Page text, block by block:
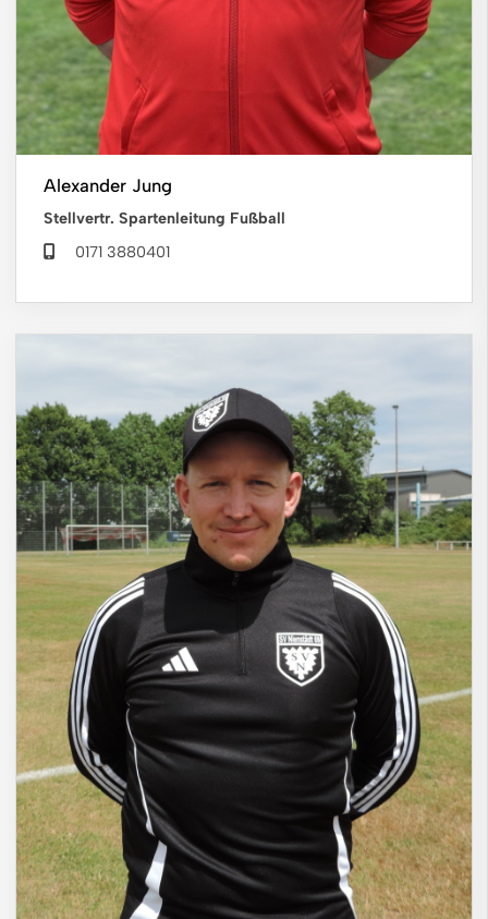
Alexander Jung
Stellvertr. Spartenleitung Fußball
0171 3880401